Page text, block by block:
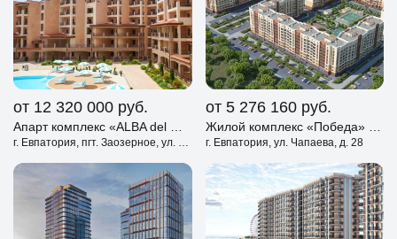
от 12 320 000 руб. от 5 276 160 руб.
г. Евпатория, ул. Чапаева, д. 28